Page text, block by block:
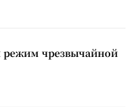
режим чрезвычайной